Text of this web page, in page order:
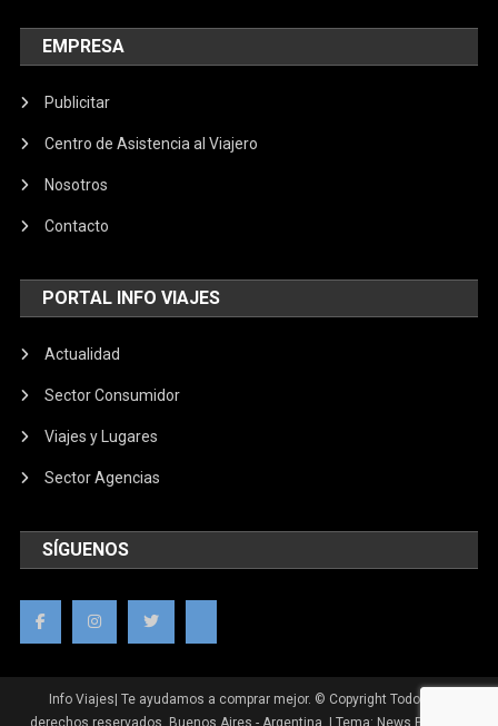
EMPRESA
Publicitar
Centro de Asistencia al Viajero
Nosotros
Contacto
PORTAL INFO VIAJES
Actualidad
Sector Consumidor
Viajes y Lugares
Sector Agencias
SÍGUENOS
Info Viajes| Te ayudamos a comprar mejor. © Copyright Todos los
derechos reservados. Buenos Aires - Argentina. | Tema: News Portal de